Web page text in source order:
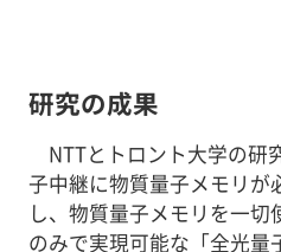
研究の成果
NTTとトロント大学の研
子中継に物質量子メモリが
し、物質量子メモリを一
のみで実現可能な「全光量